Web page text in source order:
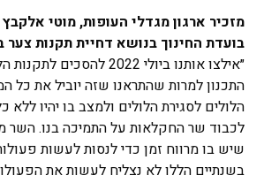
מזכיר ארגון מגדלי העופות, מוטי
בועדת החינוך בנושא דחיית תקנות צער
״אילצו אותנו ביולי 2022
התכנון למרות שהתראנו שזה יוביל את כל
הלולים לסגירת הלולים ולמצב בו יהיו ללא
לכבוד שר החקלאות על התמיכה בנו. השר
שיש בו מרווח זמן כדי לנסות לעשות
בשנתיים הללו לא נצליח לעשות את